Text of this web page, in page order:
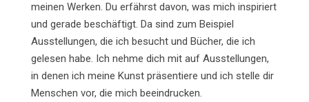
meinen Werken. Du erfährst davon, was mich inspiriert
und gerade beschäftigt. Da sind zum Beispiel
Ausstellungen, die ich besucht und Bücher, die ich
gelesen habe. Ich nehme dich mit auf Ausstellungen,
in denen ich meine Kunst präsentiere und ich stelle dir
Menschen vor, die mich beeindrucken.